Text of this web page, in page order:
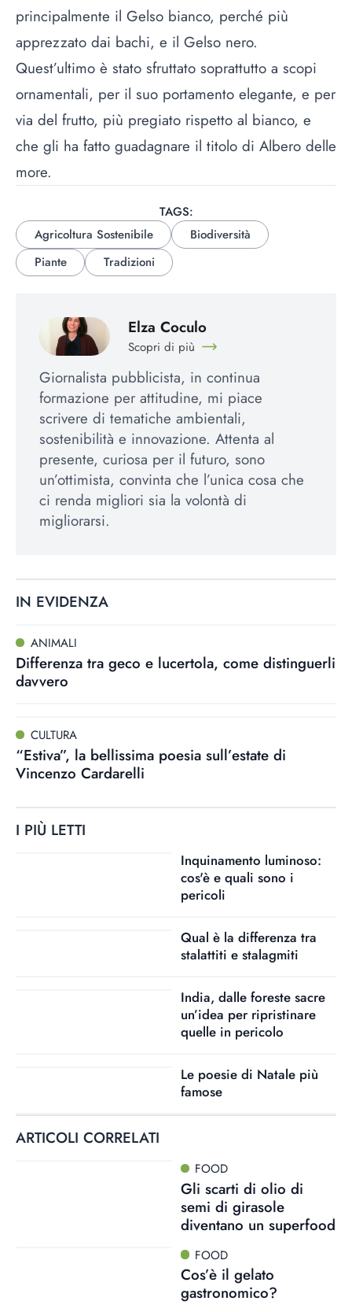
principalmente il Gelso bianco, perché più
apprezzato dai bachi, e il Gelso nero.
Quest’ultimo è stato sfruttato soprattutto a scopi
ornamentali, per il suo portamento elegante, e per
via del frutto, più pregiato rispetto al bianco, e
che gli ha fatto guadagnare il titolo di Albero delle
more.
TAGS:
Agricoltura Sostenibile
Biodiversità
Piante
Tradizioni
Elza Coculo
Scopri di più
Giornalista pubblicista, in continua
formazione per attitudine, mi piace
scrivere di tematiche ambientali,
sostenibilità e innovazione. Attenta al
presente, curiosa per il futuro, sono
un’ottimista, convinta che l’unica cosa che
ci renda migliori sia la volontà di
migliorarsi.
IN EVIDENZA
ANIMALI
Differenza tra geco e lucertola, come distinguerli
davvero
CULTURA
“Estiva”, la bellissima poesia sull’estate di
Vincenzo Cardarelli
I PIÙ LETTI
Inquinamento luminoso:
cos'è e quali sono i
pericoli
Qual è la differenza tra
stalattiti e stalagmiti
India, dalle foreste sacre
un’idea per ripristinare
quelle in pericolo
Le poesie di Natale più
famose
ARTICOLI CORRELATI
FOOD
Gli scarti di olio di
semi di girasole
diventano un superfood
FOOD
Cos’è il gelato
gastronomico?